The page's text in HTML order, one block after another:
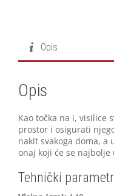
Opis
Opis
Kao točka na i, visilice
prostor i osigurati
nakit svakoga doma, a
onaj koji će se najbolje
Tehnički